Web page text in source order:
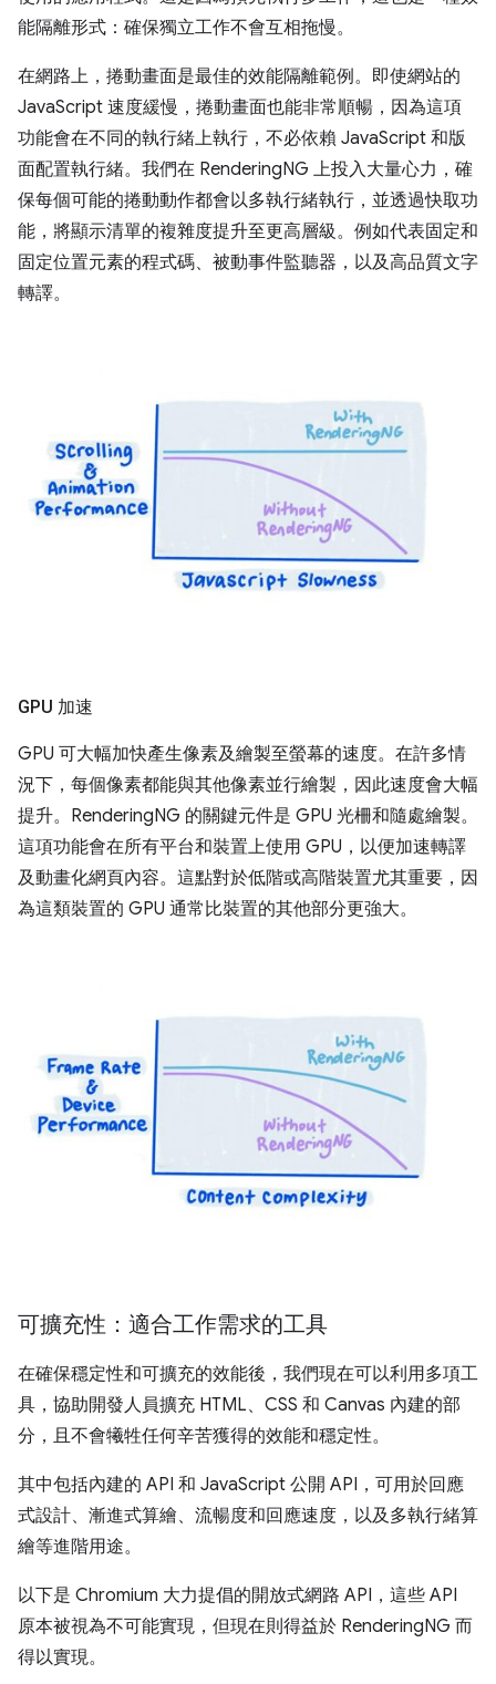
能隔離形式：確保獨立工作不會互相拖慢。
在網路上，捲動畫面是最佳的效能隔離範例。即使網站的
JavaScript 速度緩慢，捲動畫面也能非常順暢，因為這項
功能會在不同的執行緒上執行，不必依賴 JavaScript 和版
面配置執行緒。我們在 RenderingNG 上投入大量心力，確
保每個可能的捲動動作都會以多執行緒執行，並透過快取功
能，將顯示清單的複雜度提升至更高層級。例如代表固定和
固定位置元素的程式碼、被動事件監聽器，以及高品質文字
轉譯。
GPU 加速
GPU 可大幅加快產生像素及繪製至螢幕的速度。在許多情
況下，每個像素都能與其他像素並行繪製，因此速度會大幅
提升。RenderingNG 的關鍵元件是 GPU 光柵和隨處繪製。
這項功能會在所有平台和裝置上使用 GPU，以便加速轉譯
及動畫化網頁內容。這點對於低階或高階裝置尤其重要，因
為這類裝置的 GPU 通常比裝置的其他部分更強大。
可擴充性：適合工作需求的工具
在確保穩定性和可擴充的效能後，我們現在可以利用多項工
具，協助開發人員擴充 HTML、CSS 和 Canvas 內建的部
分，且不會犧牲任何辛苦獲得的效能和穩定性。
其中包括內建的 API 和 JavaScript 公開 API，可用於回應
式設計、漸進式算繪、流暢度和回應速度，以及多執行緒算
繪等進階用途。
以下是 Chromium 大力提倡的開放式網路 API，這些 API
原本被視為不可能實現，但現在則得益於 RenderingNG 而
得以實現。